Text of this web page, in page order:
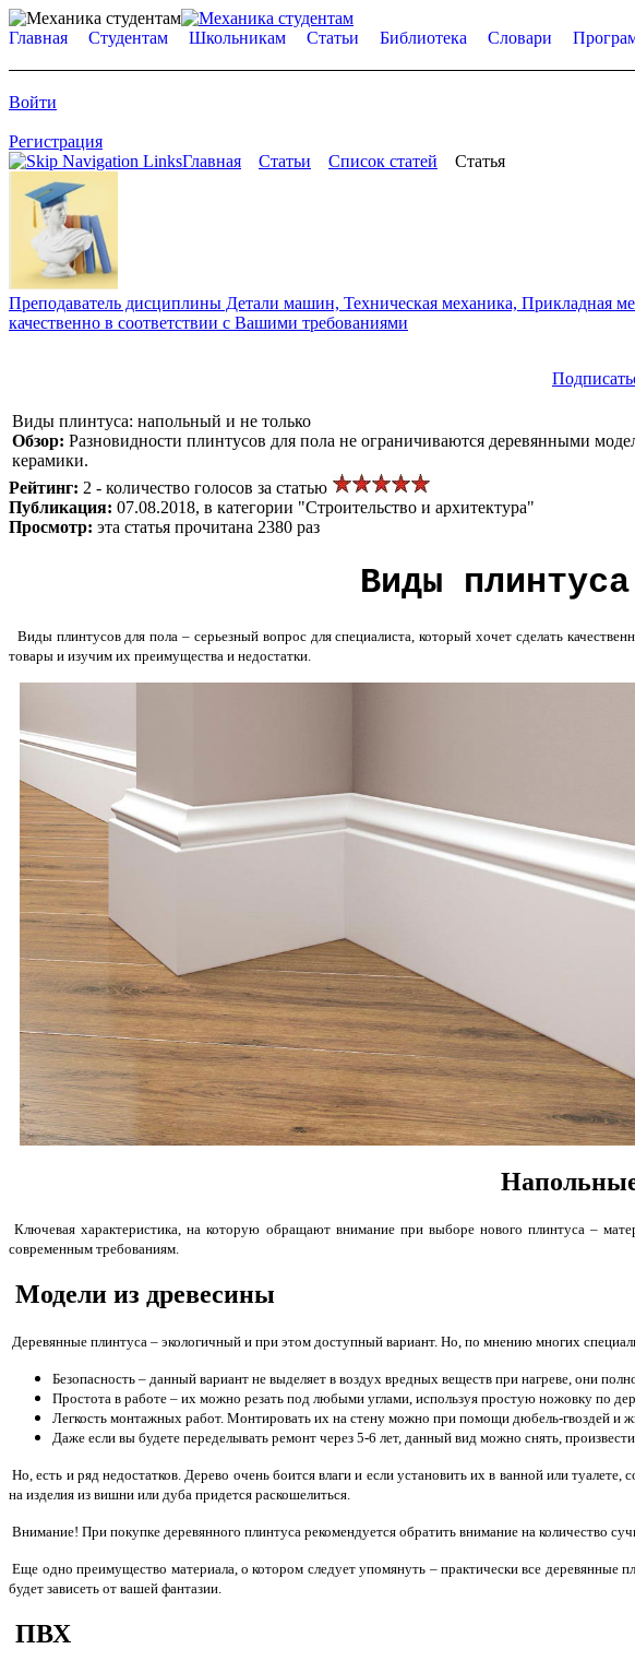
Главная Студентам Школьникам Статьи Библиотека Словари
Войти
Регистрация
Главная
Статьи Список статей Статья
Преподаватель дисциплины Детали машин, Техническая механика, Прикладная
качественно в соответствии с Вашими требованиями
Виды плинтуса: напольный и не только
Обзор: Разновидности плинтусов для пола не ограничиваются деревянными
керамики.
Рейтинг: 2 - количество голосов за статью
Публикация: 07.08.2018, в категории "Строительство и архитектура"
Просмотр: эта статья прочитана 2380 раз
Виды
Виды плинтусов для пола – серьезный вопрос для специалиста, который хочет сделать
товары и изучим их преимущества и недостатки.
Ключевая характеристика, на которую обращают внимание при выборе нового плинтуса –
современным требованиям.
Модели из древесины
Деревянные плинтуса – экологичный и при этом доступный вариант. Но, по мнению многих
Безопасность – данный вариант не выделяет в воздух вредных веществ при нагреве, они
Простота в работе – их можно резать под любыми углами, используя простую ножовку по
Легкость монтажных работ. Монтировать их на стену можно при помощи дюбель-гвоздей и
Даже если вы будете переделывать ремонт через 5-6 лет, данный вид можно снять,
Но, есть и ряд недостатков. Дерево очень боится влаги и если установить их в ванной или
на изделия из вишни или дуба придется раскошелиться.
Внимание! При покупке деревянного плинтуса рекомендуется обратить внимание на количество
Еще одно преимущество материала, о котором следует упомянуть – практически все
будет зависеть от вашей фантазии.
ПВХ